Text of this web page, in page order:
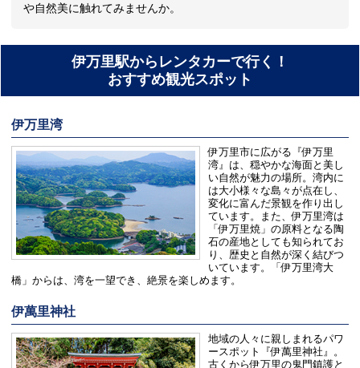
や自然美に触れてみませんか。
伊万里駅からレンタカーで行く！
おすすめ観光スポット
伊万里湾
伊万里市に広がる『伊万里
湾』は、穏やかな海面と美し
い自然が魅力の場所。湾内に
は大小様々な島々が点在し、
変化に富んだ景観を作り出し
ています。また、伊万里湾は
「伊万里焼」の原料となる陶
石の産地としても知られてお
り、歴史と自然が深く結びつ
いています。「伊万里湾大
橋」からは、湾を一望でき、絶景を楽しめます。
伊萬里神社
地域の人々に親しまれるパワ
ースポット『伊萬里神社』。
古くから伊万里の鬼門鎮護と